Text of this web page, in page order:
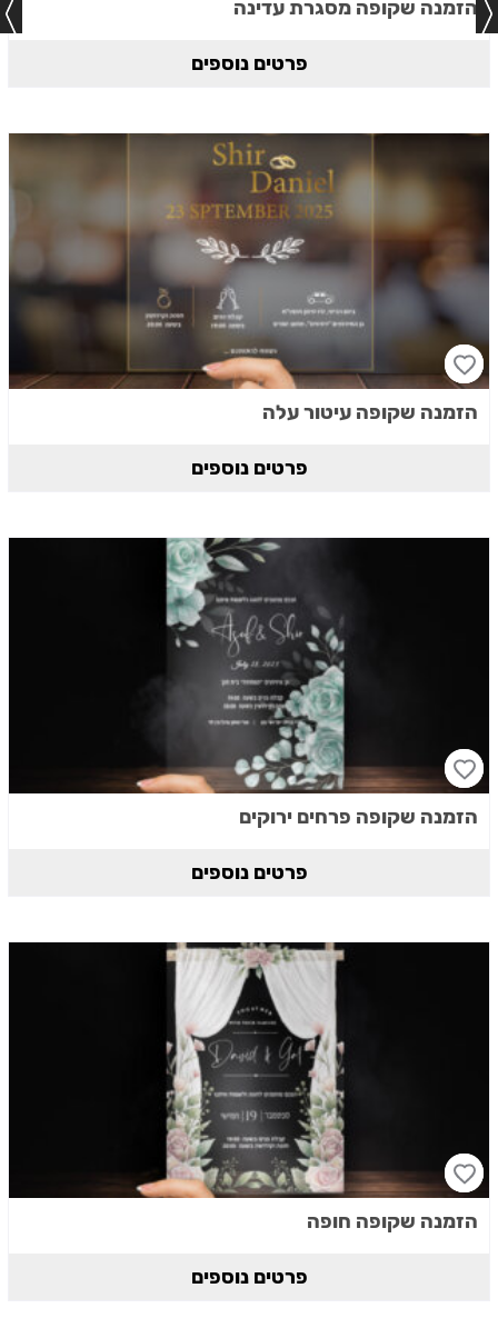
הזמנה שקופה מסגרת עדינה
פרטים נוספים
הזמנה שקופה עיטור עלה
פרטים נוספים
הזמנה שקופה פרחים ירוקים
פרטים נוספים
הזמנה שקופה חופה
פרטים נוספים